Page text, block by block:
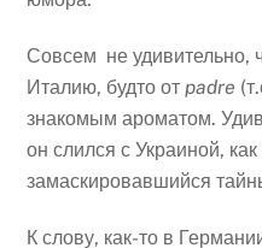
Совсем не удивительно,
Италию, будто отpadre
знакомым ароматом.
он слился с Украиной,
замаскировавшийся
К слову, как-то в